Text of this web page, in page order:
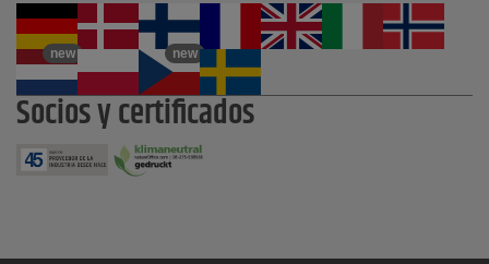
new new
Socios y certificados